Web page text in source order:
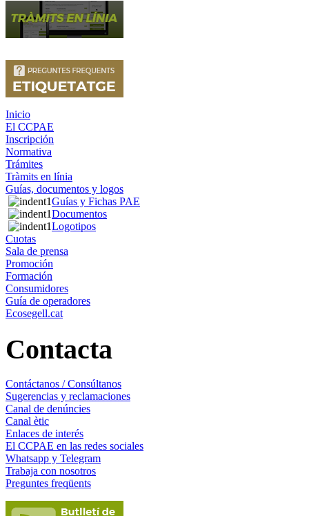
Inicio
El CCPAE
Inscripción
Normativa
Trámites
Tràmits en línia
Guías, documentos y logos
Guías y Fichas PAE
Documentos
Logotipos
Cuotas
Sala de prensa
Promoción
Formación
Consumidores
Guía de operadores
Ecosegell.cat
Contacta
Contáctanos / Consúltanos
Sugerencias y reclamaciones
Canal de denúncies
Canal ètic
Enlaces de interés
El CCPAE en las redes sociales
Whatsapp y Telegram
Trabaja con nosotros
Preguntes freqüents